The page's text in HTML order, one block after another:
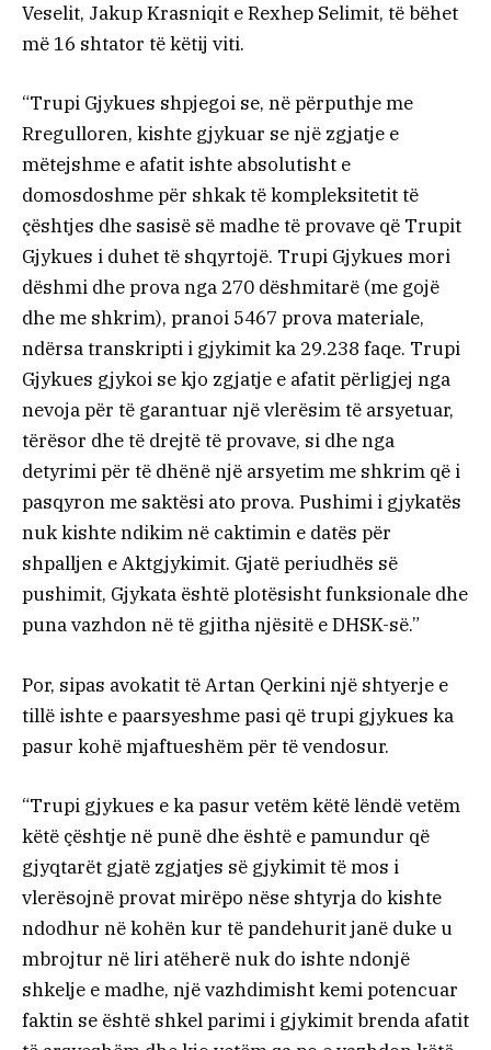
Veselit, Jakup Krasniqit e Rexhep Selimit, të bëhet
më 16 shtator të këtij viti.
“Trupi Gjykues shpjegoi se, në përputhje me
Rregulloren, kishte gjykuar se një zgjatje e
mëtejshme e afatit ishte absolutisht e
domosdoshme për shkak të kompleksitetit të
çështjes dhe sasisë së madhe të provave që Trupit
Gjykues i duhet të shqyrtojë. Trupi Gjykues mori
dëshmi dhe prova nga 270 dëshmitarë (me gojë
dhe me shkrim), pranoi 5467 prova materiale,
ndërsa transkripti i gjykimit ka 29.238 faqe. Trupi
Gjykues gjykoi se kjo zgjatje e afatit përligjej nga
nevoja për të garantuar një vlerësim të arsyetuar,
tërësor dhe të drejtë të provave, si dhe nga
detyrimi për të dhënë një arsyetim me shkrim që i
pasqyron me saktësi ato prova. Pushimi i gjykatës
nuk kishte ndikim në caktimin e datës për
shpalljen e Aktgjykimit. Gjatë periudhës së
pushimit, Gjykata është plotësisht funksionale dhe
puna vazhdon në të gjitha njësitë e DHSK-së.”
Por, sipas avokatit të Artan Qerkini një shtyerje e
tillë ishte e paarsyeshme pasi që trupi gjykues ka
pasur kohë mjaftueshëm për të vendosur.
“Trupi gjykues e ka pasur vetëm këtë lëndë vetëm
këtë çështje në punë dhe është e pamundur që
gjyqtarët gjatë zgjatjes së gjykimit të mos i
vlerësojnë provat mirëpo nëse shtyrja do kishte
ndodhur në kohën kur të pandehurit janë duke u
mbrojtur në liri atëherë nuk do ishte ndonjë
shkelje e madhe, një vazhdimisht kemi potencuar
faktin se është shkel parimi i gjykimit brenda afatit